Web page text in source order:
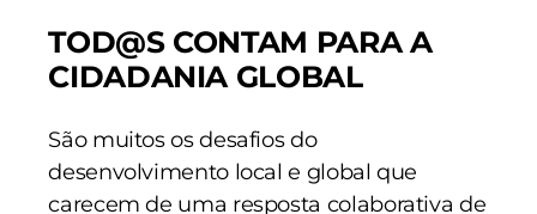
TOD@S CONTAM PARA A
CIDADANIA GLOBAL
São muitos os desafios do
desenvolvimento local e global que
carecem de uma resposta colaborativa de